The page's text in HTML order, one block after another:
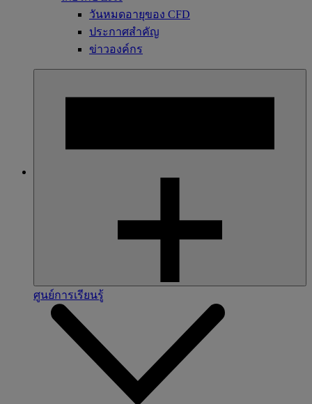
วันหมดอายุของ CFD
ประกาศสำคัญ
ข่าวองค์กร
ศูนย์การเรียนรู้